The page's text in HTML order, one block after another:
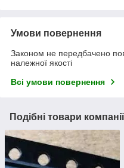
Умови повернення
Законом не передбачено
належної якості
Всі умови повернення
Подібні товари компанії